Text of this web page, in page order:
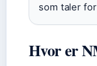
som taler
Hvor er